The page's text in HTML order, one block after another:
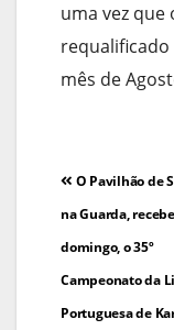
uma vez que
mês de
de
artigos
O Pavilhão de
na Guarda,
domingo, o 35º
Campeonato da
Portuguesa de